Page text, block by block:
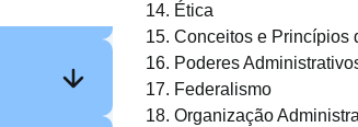
Ética
Conceitos e Princípios
Poderes
Federalismo
Organização